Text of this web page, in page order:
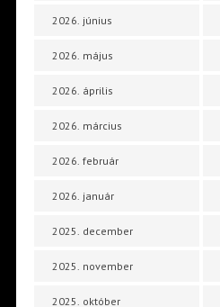
2026. június
2026. május
2026. április
2026. március
2026. február
2026. január
2025. december
2025. november
2025. október